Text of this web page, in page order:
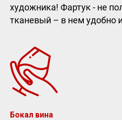
художника! Фартук - не
тканевый – в нем удобно
Бокал вина